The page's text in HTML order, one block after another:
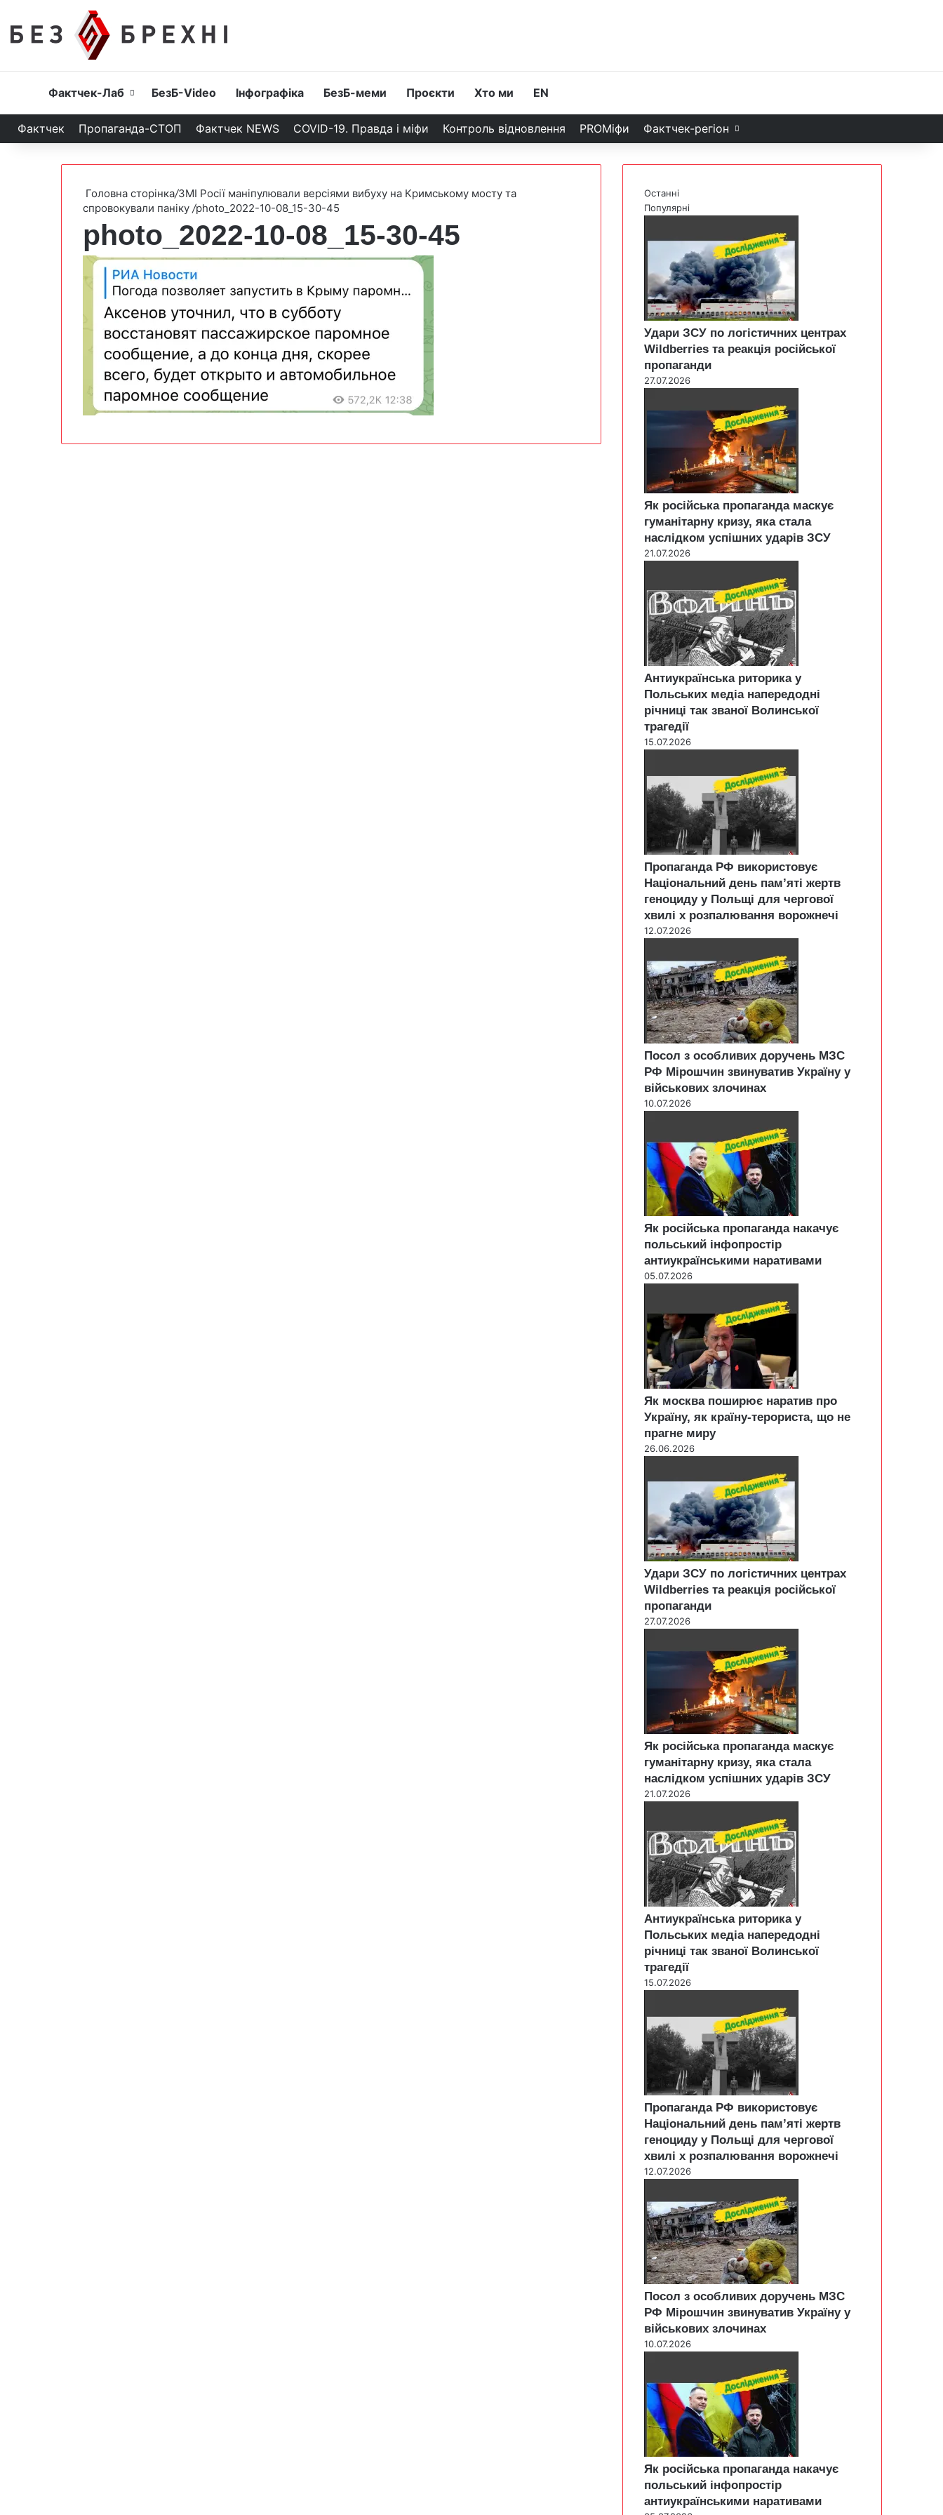
Головна
Фактчек-Лаб БезБ-Video Інфографіка БезБ-меми Проєкти Хто ми EN
Фактчек Пропаганда-СТОП Фактчек NEWS COVID-19. Правда і міфи Контроль відновлення PROМіфи Фактчек-регіон
Головна сторінка/ЗМІ Росії маніпулювали версіями вибуху на Кримському мосту та
спровокували паніку /photo_2022-10-08_15-30-45
photo_2022-10-08_15-30-45
Останні
Популярні
Удари ЗСУ по логістичних центрах
Wildberries та реакція російської
пропаганди
27.07.2026
Як російська пропаганда маскує
гуманітарну кризу, яка стала
наслідком успішних ударів ЗСУ
21.07.2026
Антиукраїнська риторика у
Польських медіа напередодні
річниці так званої Волинської
трагедії
15.07.2026
Пропаганда РФ використовує
Національний день пам’яті жертв
геноциду у Польщі для чергової
хвилі х розпалювання ворожнечі
12.07.2026
Посол з особливих доручень МЗС
РФ Мірошчин звинуватив Україну у
військових злочинах
10.07.2026
Як російська пропаганда накачує
польський інфопростір
антиукраїнськими наративами
05.07.2026
Як москва поширює наратив про
Україну, як країну-терориста, що не
прагне миру
26.06.2026
Удари ЗСУ по логістичних центрах
Wildberries та реакція російської
пропаганди
27.07.2026
Як російська пропаганда маскує
гуманітарну кризу, яка стала
наслідком успішних ударів ЗСУ
21.07.2026
Антиукраїнська риторика у
Польських медіа напередодні
річниці так званої Волинської
трагедії
15.07.2026
Пропаганда РФ використовує
Національний день пам’яті жертв
геноциду у Польщі для чергової
хвилі х розпалювання ворожнечі
12.07.2026
Посол з особливих доручень МЗС
РФ Мірошчин звинуватив Україну у
військових злочинах
10.07.2026
Як російська пропаганда накачує
польський інфопростір
антиукраїнськими наративами